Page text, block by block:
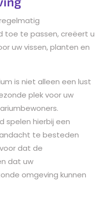
toe te passen, creëert u
uw vissen, planten en
is niet alleen een lust
plek voor uw
spelen hierbij een
te besteden
dat de
dat uw
omgeving kunnen